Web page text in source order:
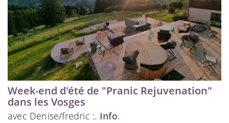
Week-end d'été de "Pranic Rejuvenation"
dans les Vosges
avec Denise/fredric :. Info.